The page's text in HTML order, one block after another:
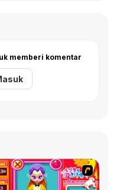
memberi komentar